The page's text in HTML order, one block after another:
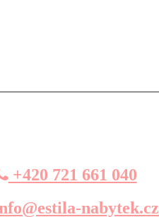
+420 721 661 040
nabytek.cz